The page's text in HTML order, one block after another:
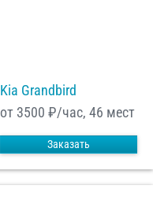
Kia Grandbird
от 3500 ₽/час, 46 мест
Заказать